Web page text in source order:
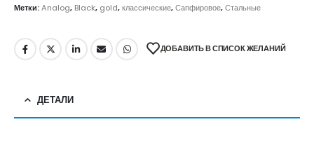
Метки:Analog, Black, gold,классические,Сапфировое,Стальные
ДОБАВИТЬ В СПИСОК ЖЕЛАНИЙ
ДЕТАЛИ